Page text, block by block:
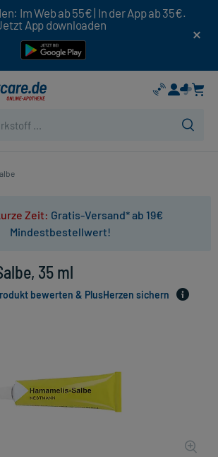
Im Web ab 55€ | In der App ab 35€.
App downloaden
Zeit: Gratis-Versand* ab 19€
Mindestbestellwert!
35 ml
bewerten & PlusHerzen sichern